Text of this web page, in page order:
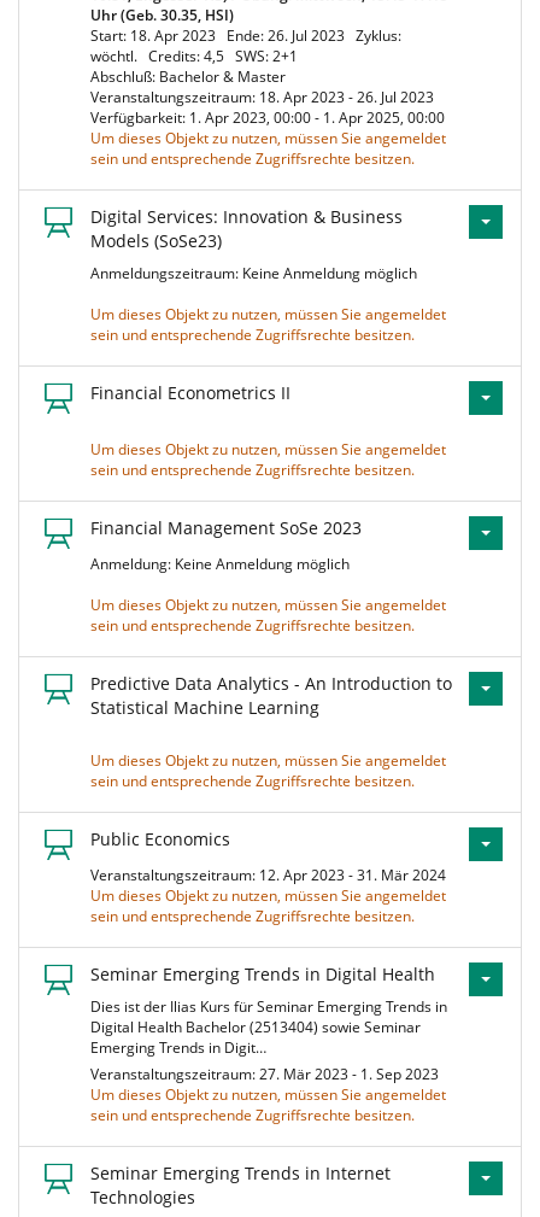
Uhr (Geb. 30.35, HSI)
Start: 18. Apr 2023 Ende: 26. Jul 2023 Zyklus:
wöchtl. Credits: 4,5 SWS: 2+1
Abschluß: Bachelor & Master
Veranstaltungszeitraum: 18. Apr 2023 - 26. Jul 2023
Verfügbarkeit: 1. Apr 2023, 00:00 - 1. Apr 2025, 00:00
Um dieses Objekt zu nutzen, müssen Sie angemeldet
sein und entsprechende Zugriffsrechte besitzen.
Digital Services: Innovation & Business
Models (SoSe23)
Anmeldungszeitraum: Keine Anmeldung möglich
Um dieses Objekt zu nutzen, müssen Sie angemeldet
sein und entsprechende Zugriffsrechte besitzen.
Financial Econometrics II
Um dieses Objekt zu nutzen, müssen Sie angemeldet
sein und entsprechende Zugriffsrechte besitzen.
Financial Management SoSe 2023
Anmeldung: Keine Anmeldung möglich
Um dieses Objekt zu nutzen, müssen Sie angemeldet
sein und entsprechende Zugriffsrechte besitzen.
Predictive Data Analytics - An Introduction to
Statistical Machine Learning
Um dieses Objekt zu nutzen, müssen Sie angemeldet
sein und entsprechende Zugriffsrechte besitzen.
Public Economics
Veranstaltungszeitraum: 12. Apr 2023 - 31. Mär 2024
Um dieses Objekt zu nutzen, müssen Sie angemeldet
sein und entsprechende Zugriffsrechte besitzen.
Seminar Emerging Trends in Digital Health
Dies ist der Ilias Kurs für Seminar Emerging Trends in
Digital Health Bachelor (2513404) sowie Seminar
Emerging Trends in Digit…
Veranstaltungszeitraum: 27. Mär 2023 - 1. Sep 2023
Um dieses Objekt zu nutzen, müssen Sie angemeldet
sein und entsprechende Zugriffsrechte besitzen.
Seminar Emerging Trends in Internet
Technologies